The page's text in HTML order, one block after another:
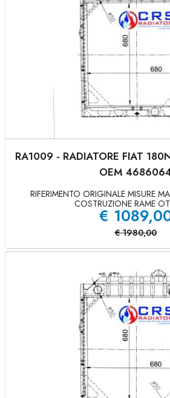
RA1009 - RADIATORE FIAT
OEM
RIFERIMENTO ORIGINALE MISURE
COSTRUZIONE RAME
€
€ 1980,00